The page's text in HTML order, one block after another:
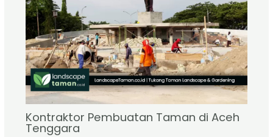
Kontraktor Pembuatan Taman di Aceh
Tenggara